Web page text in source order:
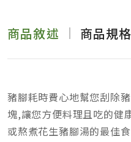
商品敘述 商品規格
豬腳耗時費心地幫您刮除
塊,讓您方便料理且吃的健
或熬煮花生豬腳湯的最佳